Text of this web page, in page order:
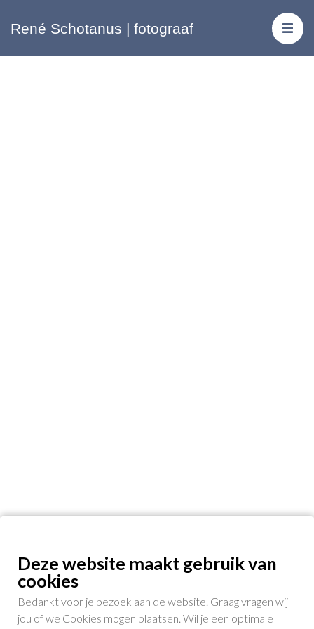
René Schotanus | fotograaf
Deze website maakt gebruik van
cookies
Bedankt voor je bezoek aan de website. Graag vragen wij
jou of we Cookies mogen plaatsen. Wil je een optimale